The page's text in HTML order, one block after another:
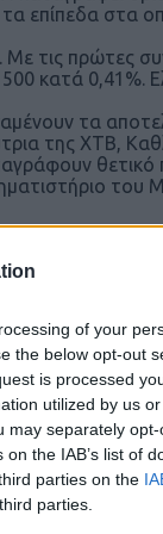
of your
the below opt-out
is processed
utilized by us
may separately
the IAB’s list of
parties on the
parties.
επίπεδα στα
Με τις πρώτες
500 κατά
τα
της XTB,
του
News
τους
αναδημοσίευση
μέτρα. Ο
εκφράζουν